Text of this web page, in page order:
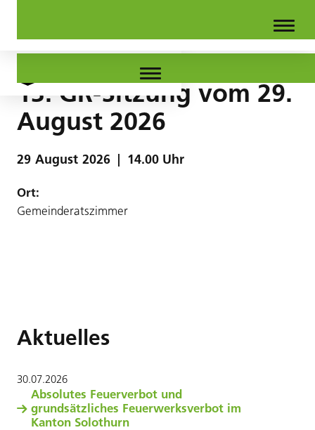
13. GR-Sitzung vom 29.
August 2026
29 August 2026 14.00 Uhr
Ort:
Gemeinderatszimmer
Aktuelles
30.07.2026
Absolutes Feuerverbot und
grundsätzliches Feuerwerksverbot im
Kanton Solothurn